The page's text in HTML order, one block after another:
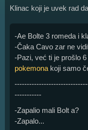
Klinac koji je uvek rad
-Ae Bolte 3 romeda i
-Čaka Cavo zar ne
-Pazi, već ti je prošlo
pokemona koji samo
-----------
-Zapalio mali Bolt a?
-Zapalo...